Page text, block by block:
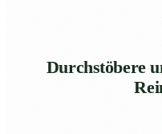
Durchstöbere